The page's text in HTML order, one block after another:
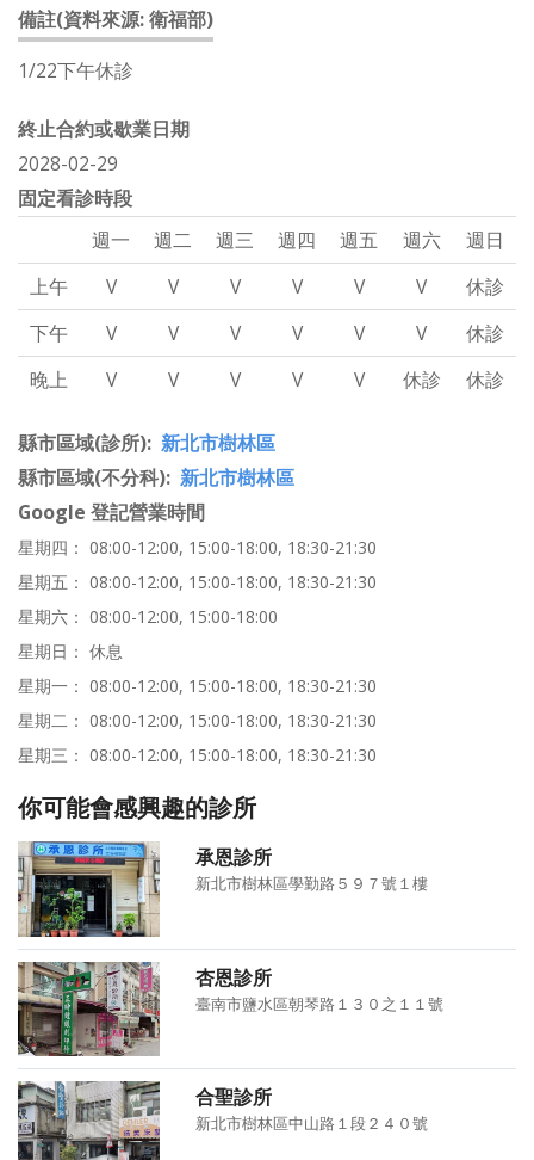
備註(資料來源: 衛福部)
1/22下午休診
終止合約或歇業日期
2028-02-29
固定看診時段
週一
週二 週三 週四 週五 週六
週日
上午
V V V V V V
休診
下午
V V V V V V
休診
晚上
V V V V V 休診 休診
縣市區域(診所) 新北市樹林區
縣市區域(不分科) 新北市樹林區
Google 登記營業時間
星期四： 08:00-12:00, 15:00-18:00, 18:30-21:30
星期五： 08:00-12:00, 15:00-18:00, 18:30-21:30
星期六： 08:00-12:00, 15:00-18:00
星期日： 休息
星期一： 08:00-12:00, 15:00-18:00, 18:30-21:30
星期二： 08:00-12:00, 15:00-18:00, 18:30-21:30
星期三： 08:00-12:00, 15:00-18:00, 18:30-21:30
你可能會感興趣的診所
承恩診所
新北市樹林區學勤路５９７號１樓
杏恩診所
臺南市鹽水區朝琴路１３０之１１號
合聖診所
新北市樹林區中山路１段２４０號